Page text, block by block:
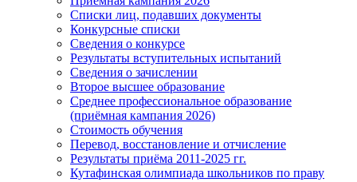
Списки лиц, подавших документы
Конкурсные списки
Сведения о конкурсе
Результаты вступительных испытаний
Сведения о зачислении
Второе высшее образование
Среднее профессиональное образование
(приёмная кампания 2026)
Стоимость обучения
Перевод, восстановление и отчисление
Результаты приёма 2011-2025 гг.
Кутафинская олимпиада школьников по праву